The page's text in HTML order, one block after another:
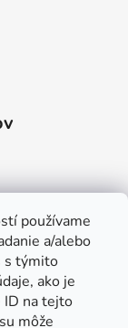
používame
a/alebo
s týmito
ako je
ID na tejto
môže